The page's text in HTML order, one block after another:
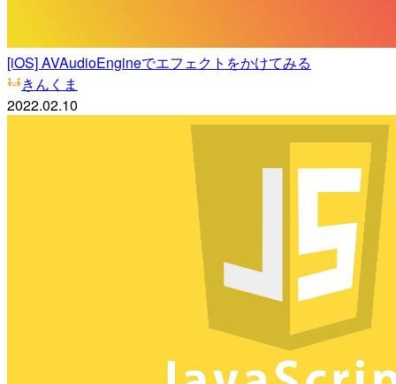
[iOS] AVAudioEngineでエフェクトをかけてみる
きんくま
2022.02.10